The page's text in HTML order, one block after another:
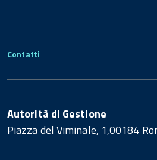
Contatti
Autorità di Gestione
Piazza del Viminale, 1,00184